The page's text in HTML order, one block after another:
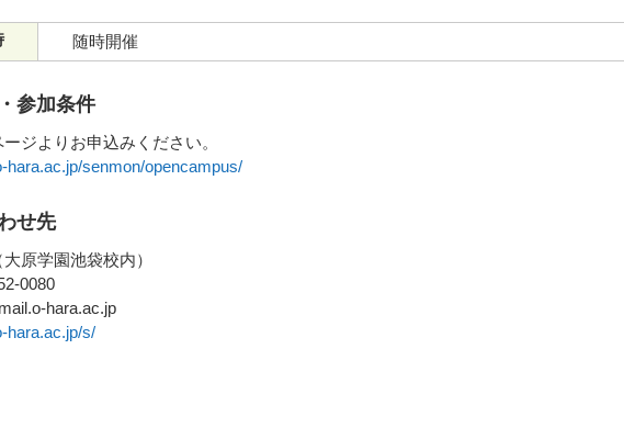
随時開催
参加条件
ジよりお申込みください。
hara.ac.jp/senmon/opencampus/
せ先
原学園池袋校内）
0080
hara.ac.jp
hara.ac.jp/s/